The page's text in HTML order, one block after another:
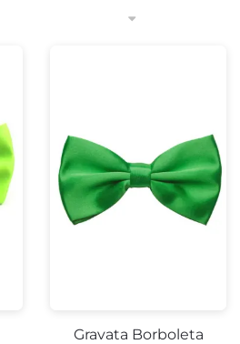
Gravata Borboleta